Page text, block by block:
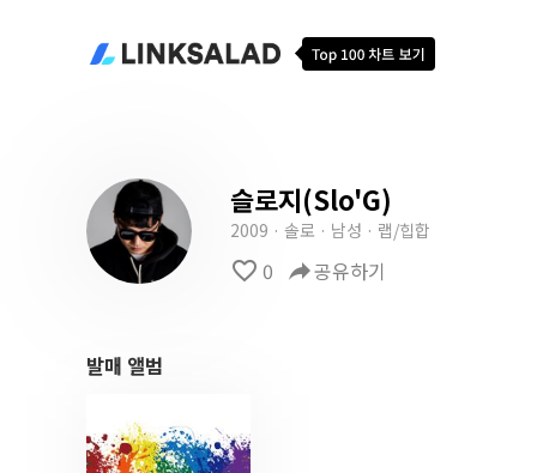
슬로지(Slo'G)
2009 · 솔로 · 남성 · 랩/힙합
favorite_border 0 reply공유하기
발매 앨범